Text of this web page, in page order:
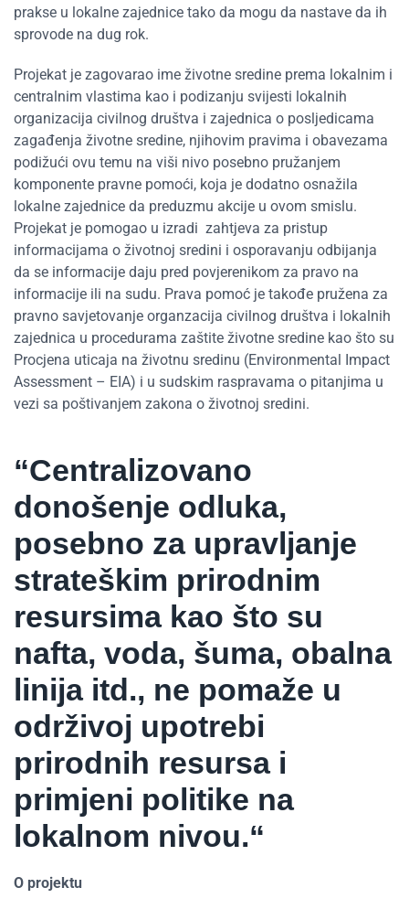
prakse u lokalne zajednice tako da mogu da nastave da ih
sprovode na dug rok.
Projekat je zagovarao ime životne sredine prema lokalnim i
centralnim vlastima kao i podizanju svijesti lokalnih
organizacija civilnog društva i zajednica o posljedicama
zagađenja životne sredine, njihovim pravima i obavezama
podižući ovu temu na viši nivo posebno pružanjem
komponente pravne pomoći, koja je dodatno osnažila
lokalne zajednice da preduzmu akcije u ovom smislu.
Projekat je pomogao u izradi zahtjeva za pristup
informacijama o životnoj sredini i osporavanju odbijanja
da se informacije daju pred povjerenikom za pravo na
informacije ili na sudu. Prava pomoć je takođe pružena za
pravno savjetovanje organzacija civilnog društva i lokalnih
zajednica u procedurama zaštite životne sredine kao što su
Procjena uticaja na životnu sredinu (Environmental Impact
Assessment – EIA) i u sudskim raspravama o pitanjima u
vezi sa poštivanjem zakona o životnoj sredini.
“Centralizovano
donošenje odluka,
posebno za upravljanje
strateškim prirodnim
resursima kao što su
nafta, voda, šuma, obalna
linija itd., ne pomaže u
održivoj upotrebi
prirodnih resursa i
primjeni politike na
lokalnom nivou.“
O projektu